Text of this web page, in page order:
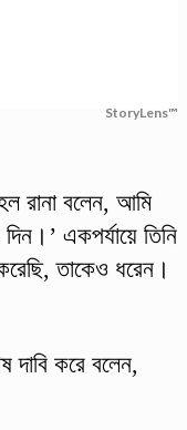
StoryLens™
রানা বলেন, আমি
একপর্যায়ে তিনি
তাকেও ধরেন।
দাবি করে বলেন,